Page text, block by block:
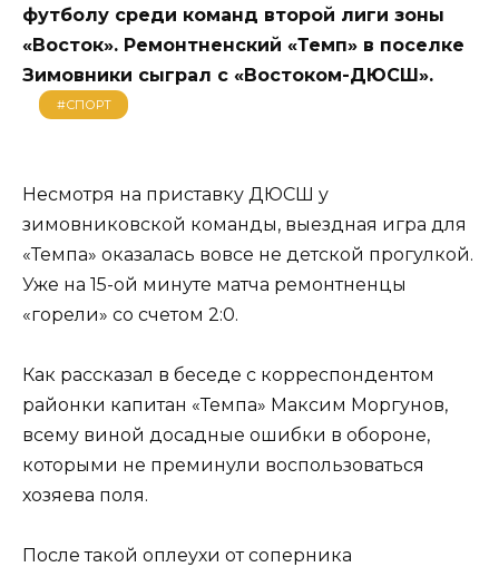
футболу среди команд второй лиги зоны
«Восток». Ремонтненский «Темп» в поселке
Зимовники сыграл с «Востоком-ДЮСШ».
#СПОРТ
Несмотря на приставку ДЮСШ у
зимовниковской команды, выездная игра для
«Темпа» оказалась вовсе не детской прогулкой.
Уже на 15-ой минуте матча ремонтненцы
«горели» со счетом 2:0.
Как рассказал в беседе с корреспондентом
районки капитан «Темпа» Максим Моргунов,
всему виной досадные ошибки в обороне,
которыми не преминули воспользоваться
хозяева поля.
После такой оплеухи от соперника